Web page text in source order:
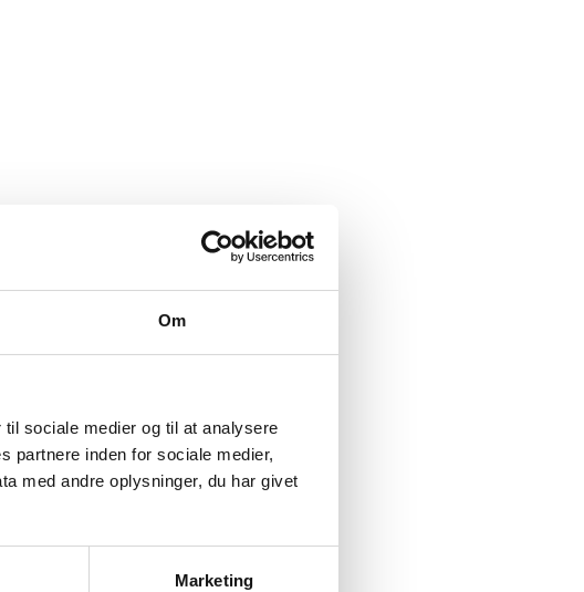
Om
sociale medier og til at analysere
partnere inden for sociale medier,
med andre oplysninger, du har givet
Marketing